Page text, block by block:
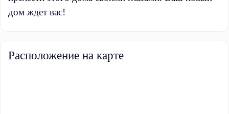
дом ждет вас!
Расположение на карте